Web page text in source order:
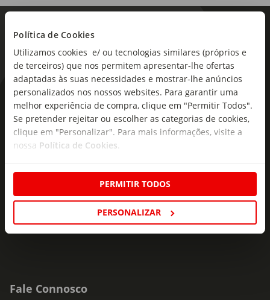
Política de Cookies
Utilizamos cookies e/ ou tecnologias similares (próprios e
de terceiros) que nos permitem apresentar-lhe ofertas
adaptadas às suas necessidades e mostrar-lhe anúncios
personalizados nos nossos websites. Para garantir uma
melhor experiência de compra, clique em "Permitir Todos".
Se pretender rejeitar ou escolher as categorias de cookies,
clique em "Personalizar". Para mais informações, visite a
nossa Política de Cookies
PERMITIR TODOS
PERSONALIZAR
As novidades mais frescas no
seu e-mail!
Subscreva e descubra campanhas exclusivas,
Fale Connosco